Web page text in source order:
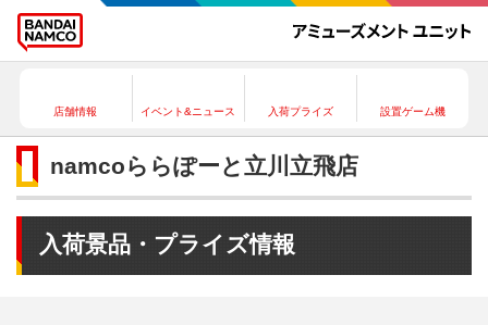
店舗情報 イベント&ニュース 入荷プライズ 設置ゲーム機
namcoららぽーと立川立飛店
入荷景品・プライズ情報